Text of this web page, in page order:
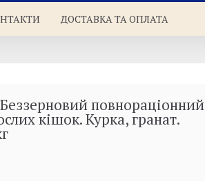
ДОСТАВКА ТА ОПЛАТА
повнораціонний
кішок. Курка, гранат.